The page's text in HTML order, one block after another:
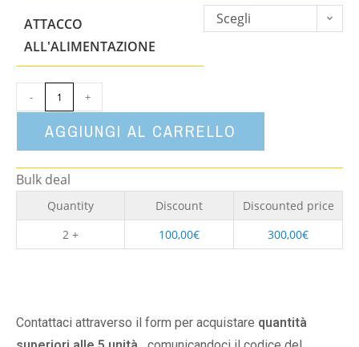
ATTACCO
ALL'ALIMENTAZIONE
Scegli
- +
AGGIUNGI AL CARRELLO
Bulk deal
Quantity Discount
Discounted price
2 +
100,00€ 300,00€
Contattaci attraverso il form per acquistare quantità